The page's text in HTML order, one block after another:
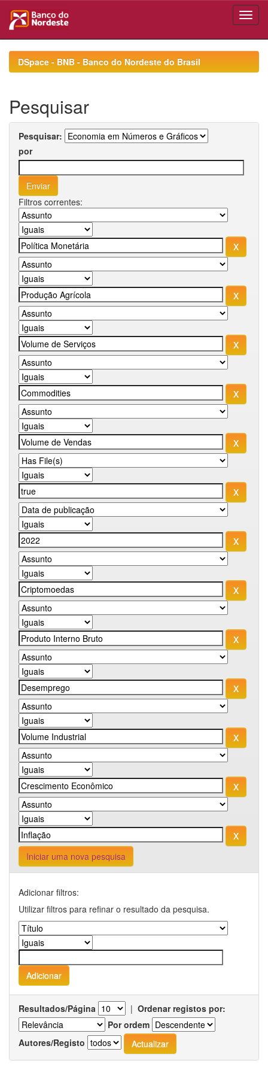
navigationDSpace - BNB - Banco do Nordeste do Brasil
Pesquisar
Pesquisar:
por
Filtros correntes:
Iniciar uma nova pesquisa
Adicionar filtros:
Utilizar filtros para refinar o resultado da pesquisa.
Resultados/Página | Ordenar registos por:
Por ordem
Autores/Registo